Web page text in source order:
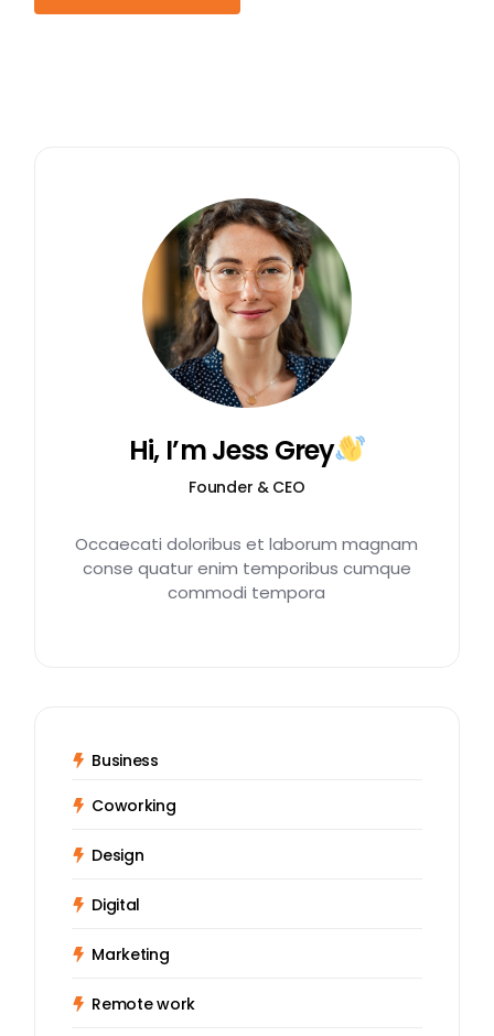
Hi, I’m Jess Grey
Founder & CEO
Occaecati doloribus et laborum magnam
conse quatur enim temporibus cumque
commodi tempora
Business
Coworking
Design
Digital
Marketing
Remote work